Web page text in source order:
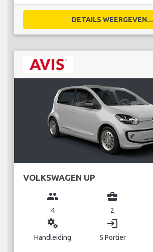
DETAILS WEERGEVEN...
VOLKSWAGEN UP
group
4
business_center
2
miscellaneous_services
Handleiding
login
5 Portier